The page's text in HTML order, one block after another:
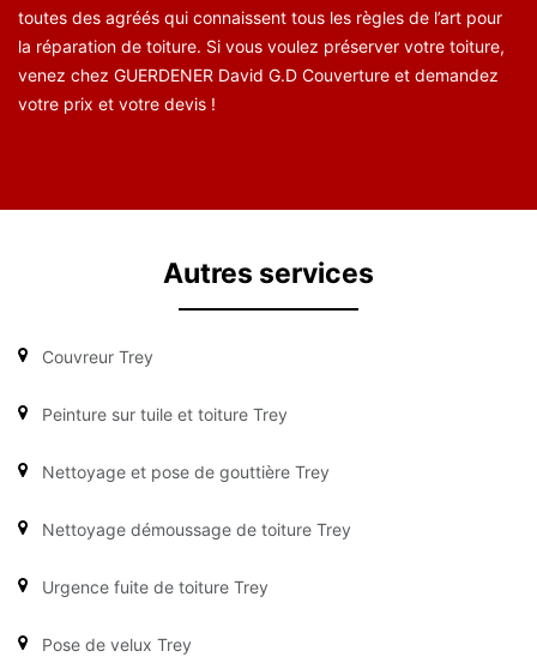
toutes des agréés qui connaissent tous les règles de l’art pour
la réparation de toiture. Si vous voulez préserver votre toiture,
venez chez GUERDENER David G.D Couverture et demandez
votre prix et votre devis !
Autres services
Couvreur Trey
Peinture sur tuile et toiture Trey
Nettoyage et pose de gouttière Trey
Nettoyage démoussage de toiture Trey
Urgence fuite de toiture Trey
Pose de velux Trey